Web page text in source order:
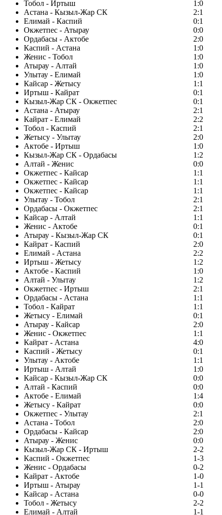
Тобол - Иртыш
1:0
Астана - Кызыл-Жар СК
2:1
Елимай - Каспий
0:1
Окжетпес - Атырау
0:0
Ордабасы - Актобе
2:0
Каспий - Астана
1:0
Женис - Тобол
1:0
Атырау - Алтай
1:0
Улытау - Елимай
1:0
Кайсар - Жетысу
1:1
Иртыш - Кайрат
0:1
Кызыл-Жар СК - Окжетпес
0:1
Астана - Атырау
2:1
Кайрат - Елимай
2:2
Тобол - Каспий
2:1
Жетысу - Улытау
2:0
Актобе - Иртыш
1:0
Кызыл-Жар СК - Ордабасы
1:2
Алтай - Женис
0:0
Окжетпес - Кайсар
1:1
Окжетпес - Кайсар
1:1
Окжетпес - Кайсар
1:1
Улытау - Тобол
2:1
Ордабасы - Окжетпес
2:1
Кайсар - Алтай
1:1
Женис - Актобе
0:1
Атырау - Кызыл-Жар СК
0:1
Кайрат - Каспий
2:0
Елимай - Астана
2:2
Иртыш - Жетысу
1:2
Актобе - Каспий
1:0
Алтай - Улытау
1:2
Окжетпес - Иртыш
2:1
Ордабасы - Астана
1:1
Тобол - Кайрат
1:1
Жетысу - Елимай
0:1
Атырау - Кайсар
2:0
Женис - Окжетпес
1:1
Кайрат - Астана
4:0
Каспий - Жетысу
0:1
Улытау - Актобе
1:1
Иртыш - Алтай
1:0
Кайсар - Кызыл-Жар СК
0:0
Алтай - Каспий
0:0
Актобе - Елимай
1:4
Жетысу - Кайрат
0:0
Окжетпес - Улытау
2:1
Астана - Тобол
2:0
Ордабасы - Кайсар
2:0
Атырау - Женис
0:0
Кызыл-Жар СК - Иртыш
2-2
Каспий - Окжетпес
1-3
Женис - Ордабасы
0-2
Кайрат - Актобе
1-0
Иртыш - Атырау
1-1
Кайсар - Астана
0-0
Тобол - Жетысу
2-2
Елимай - Алтай
1-1